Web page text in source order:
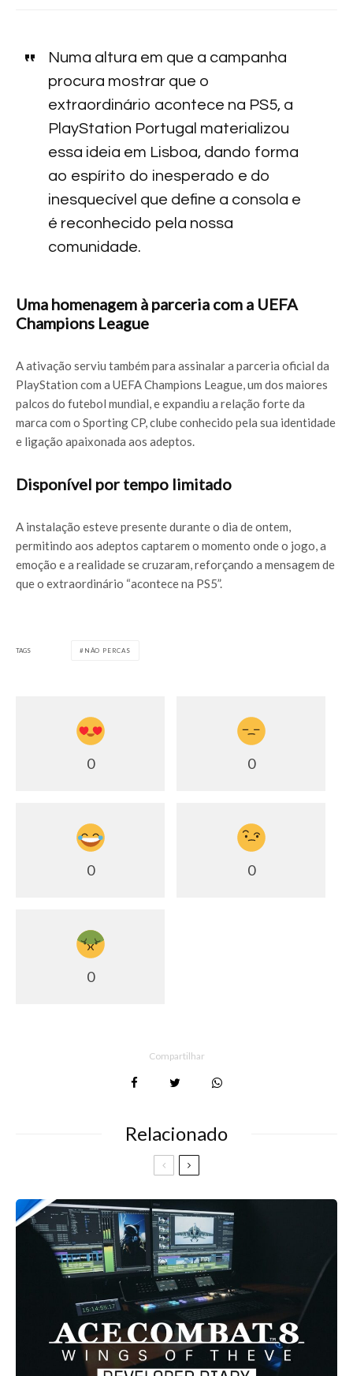
Numa altura em que a campanha
procura mostrar que o
extraordinário acontece na PS5, a
PlayStation Portugal materializou
essa ideia em Lisboa, dando forma
ao espírito do inesperado e do
inesquecível que define a consola e
é reconhecido pela nossa
comunidade.
Uma homenagem à parceria com a UEFA
Champions League
A ativação serviu também para assinalar a parceria oficial da
PlayStation com a UEFA Champions League, um dos maiores
palcos do futebol mundial, e expandiu a relação forte da
marca com o Sporting CP, clube conhecido pela sua identidade
e ligação apaixonada aos adeptos.
Disponível por tempo limitado
A instalação esteve presente durante o dia de ontem,
permitindo aos adeptos captarem o momento onde o jogo, a
emoção e a realidade se cruzaram, reforçando a mensagem de
que o extraordinário “acontece na PS5”.
TAGS NÃO PERCAS
0 0
0 0
0
Compartilhar
Relacionado